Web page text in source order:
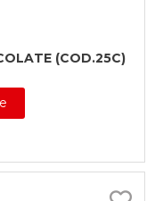
(COD.25C)